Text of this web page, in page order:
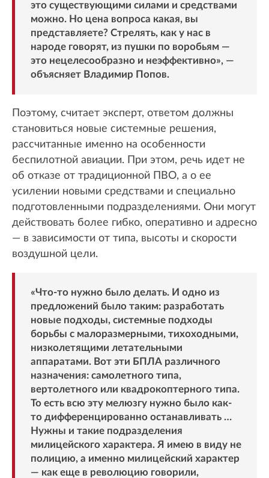
это существующими силами и средствами
можно. Но цена вопроса какая, вы
представляете? Стрелять, как у нас в
народе говорят, из пушки по воробьям —
это нецелесообразно и неэффективно», —
объясняет Владимир Попов.
Поэтому, считает эксперт, ответом должны
становиться новые системные решения,
рассчитанные именно на особенности
беспилотной авиации. При этом, речь идет не
об отказе от традиционной ПВО, а о ее
усилении новыми средствами и специально
подготовленными подразделениями. Они могут
действовать более гибко, оперативно и адресно
— в зависимости от типа, высоты и скорости
воздушной цели.
«Что-то нужно было делать. И одно из
предложений было таким: разработать
новые подходы, системные подходы
борьбы с малоразмерными, тихоходными,
низколетящими летательными
аппаратами. Вот эти БПЛА различного
назначения: самолетного типа,
вертолетного или квадрокоптерного типа.
То есть всю эту мелюзгу нужно было как-
то дифференцированно останавливать …
Нужны и такие подразделения
милицейского характера. Я имею в виду не
полицию, а именно милицейский характер
— как еще в революцию говорили,